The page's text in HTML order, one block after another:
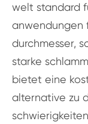
welt standard
anwendungen
durchmesser,
starke
bietet eine
alternative zu